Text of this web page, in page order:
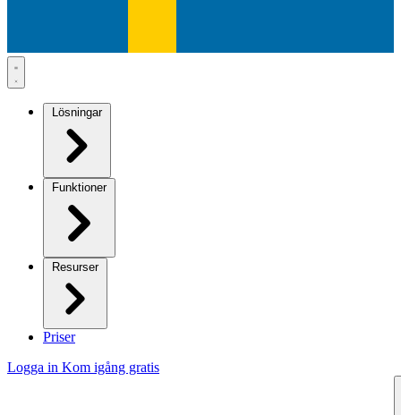
Lösningar
Funktioner
Resurser
Priser
Logga in Kom igång gratis